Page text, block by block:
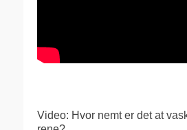
Video: Hvor nemt er det at